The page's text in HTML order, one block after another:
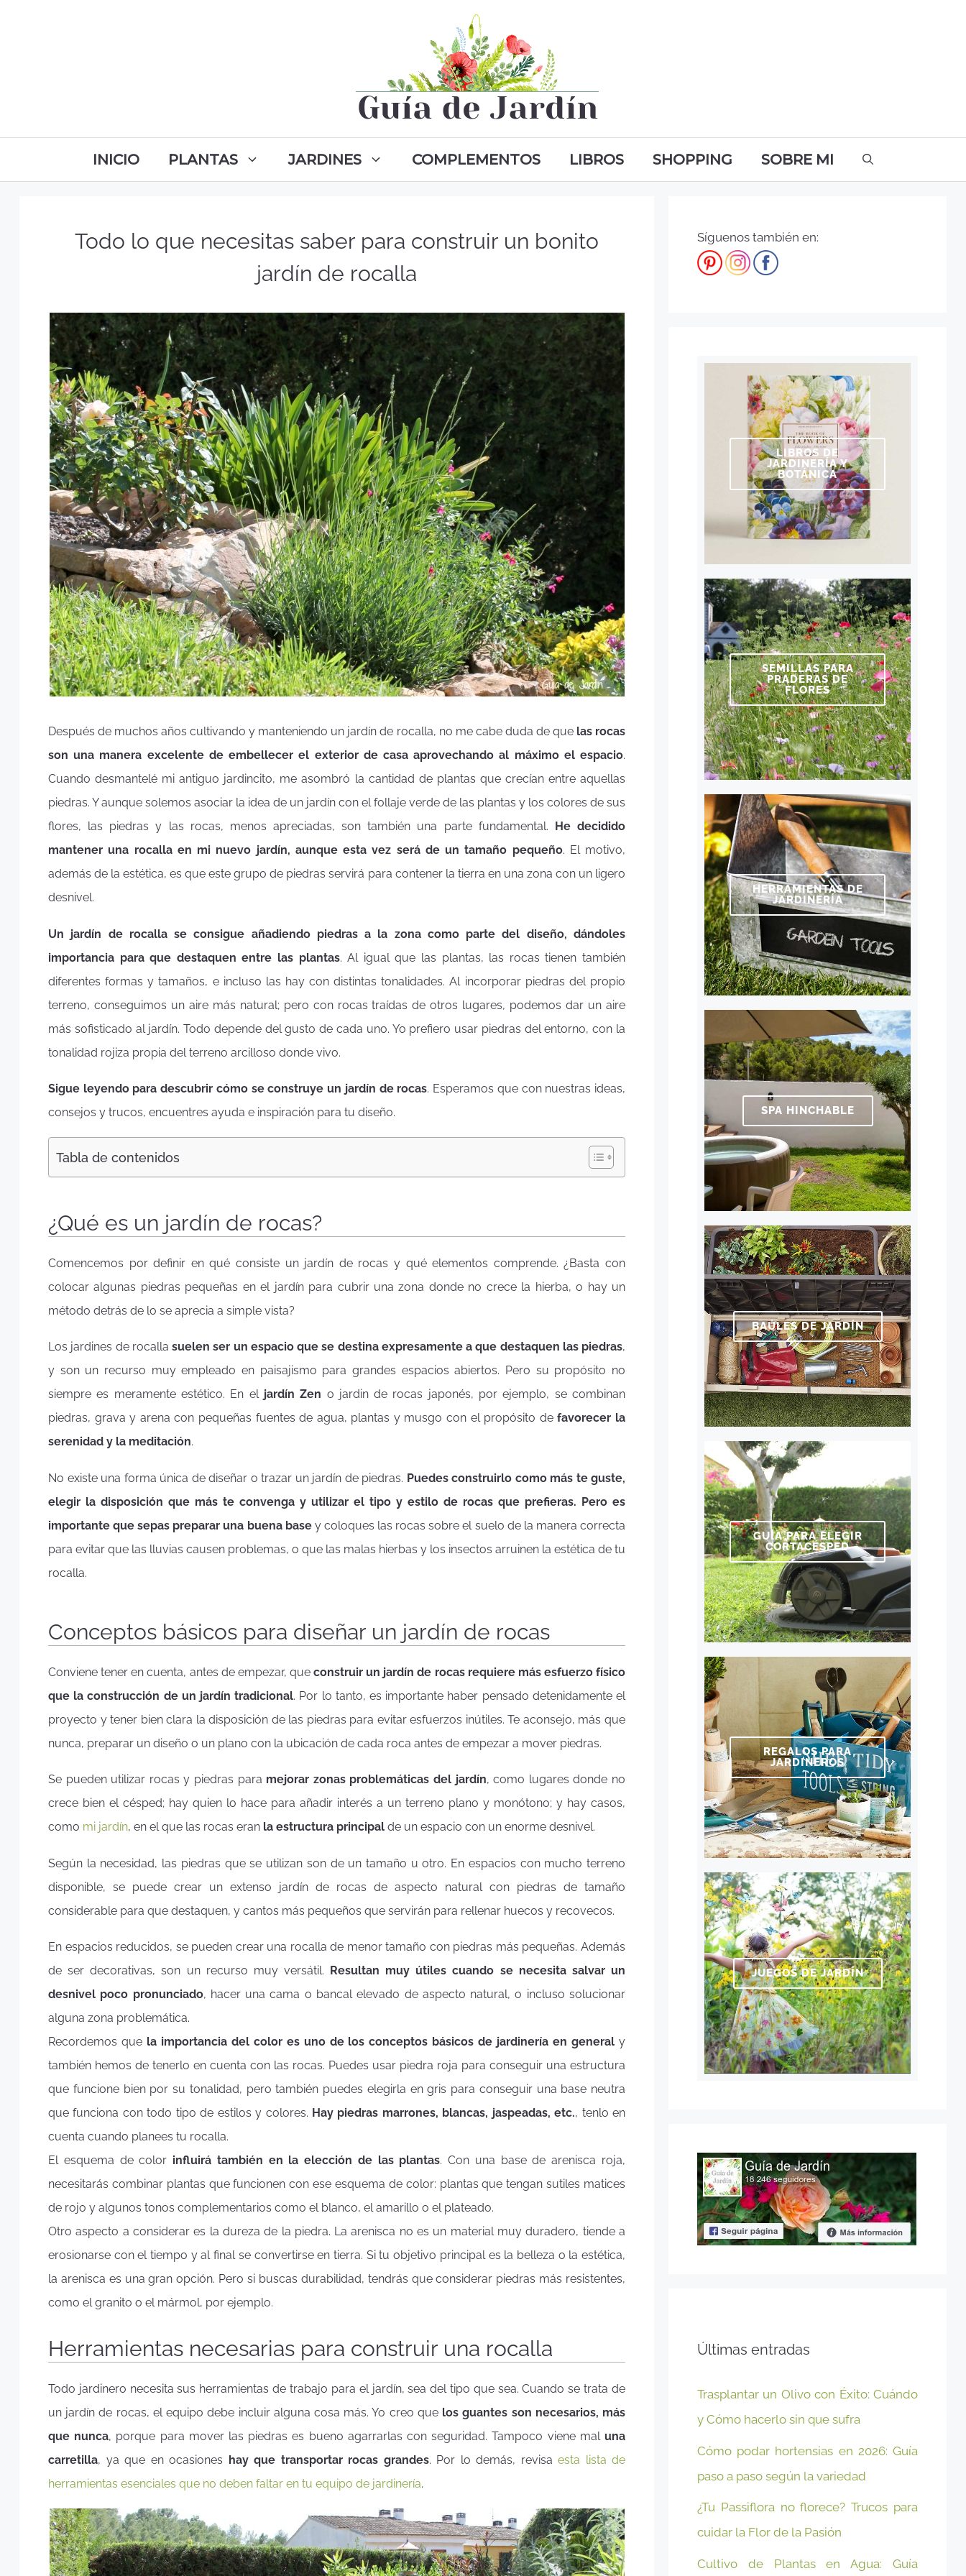
INICIO PLANTAS JARDINES COMPLEMENTOS LIBROS SHOPPING SOBRE MI
Todo lo que necesitas saber para construir un bonito
jardín de rocalla
Después de muchos años cultivando y manteniendo un jardín de rocalla, no me cabe duda de que las rocas
son una manera excelente de embellecer el exterior de casa aprovechando al máximo el espacio.
Cuando desmantelé mi antiguo jardincito, me asombró la cantidad de plantas que crecían entre aquellas
piedras. Y aunque solemos asociar la idea de un jardín con el follaje verde de las plantas y los colores de sus
flores, las piedras y las rocas, menos apreciadas, son también una parte fundamental. He decidido
mantener una rocalla en mi nuevo jardín, aunque esta vez será de un tamaño pequeño. El motivo,
además de la estética, es que este grupo de piedras servirá para contener la tierra en una zona con un ligero
desnivel.
Un jardín de rocalla se consigue añadiendo piedras a la zona como parte del diseño, dándoles
importancia para que destaquen entre las plantas. Al igual que las plantas, las rocas tienen también
diferentes formas y tamaños, e incluso las hay con distintas tonalidades. Al incorporar piedras del propio
terreno, conseguimos un aire más natural; pero con rocas traídas de otros lugares, podemos dar un aire
más sofisticado al jardín. Todo depende del gusto de cada uno. Yo prefiero usar piedras del entorno, con la
tonalidad rojiza propia del terreno arcilloso donde vivo.
Sigue leyendo para descubrir cómo se construye un jardín de rocas. Esperamos que con nuestras ideas,
consejos y trucos, encuentres ayuda e inspiración para tu diseño.
Tabla de contenidos
¿Qué es un jardín de rocas?
Comencemos por definir en qué consiste un jardín de rocas y qué elementos comprende. ¿Basta con
colocar algunas piedras pequeñas en el jardín para cubrir una zona donde no crece la hierba, o hay un
método detrás de lo se aprecia a simple vista?
Los jardines de rocalla suelen ser un espacio que se destina expresamente a que destaquen las piedras,
y son un recurso muy empleado en paisajismo para grandes espacios abiertos. Pero su propósito no
siempre es meramente estético. En el jardín Zen o jardin de rocas japonés, por ejemplo, se combinan
piedras, grava y arena con pequeñas fuentes de agua, plantas y musgo con el propósito defavorecer la
serenidad y la meditación.
No existe una forma única de diseñar o trazar un jardín de piedras. Puedes construirlo como más te guste,
elegir la disposición que más te convenga y utilizar el tipo y estilo de rocas que prefieras. Pero es
importante que sepas preparar una buena base y coloques las rocas sobre el suelo de la manera correcta
para evitar que las lluvias causen problemas, o que las malas hierbas y los insectos arruinen la estética de tu
rocalla.
Conceptos básicos para diseñar un jardín de rocas
Conviene tener en cuenta, antes de empezar, que construir un jardín de rocas requiere más esfuerzo físico
que la construcción de un jardín tradicional. Por lo tanto, es importante haber pensado detenidamente el
proyecto y tener bien clara la disposición de las piedras para evitar esfuerzos inútiles. Te aconsejo, más que
nunca, preparar un diseño o un plano con la ubicación de cada roca antes de empezar a mover piedras.
Se pueden utilizar rocas y piedras para mejorar zonas problemáticas del jardín, como lugares donde no
crece bien el césped; hay quien lo hace para añadir interés a un terreno plano y monótono; y hay casos,
como mi jardín, en el que las rocas eran la estructura principal de un espacio con un enorme desnivel.
Según la necesidad, las piedras que se utilizan son de un tamaño u otro. En espacios con mucho terreno
disponible, se puede crear un extenso jardín de rocas de aspecto natural con piedras de tamaño
considerable para que destaquen, y cantos más pequeños que servirán para rellenar huecos y recovecos.
En espacios reducidos, se pueden crear una rocalla de menor tamaño con piedras más pequeñas. Además
de ser decorativas, son un recurso muy versátil.
Resultan muy útiles cuando se necesita salvar un
desnivel poco pronunciado, hacer una cama o bancal elevado de aspecto natural, o incluso solucionar
alguna zona problemática.
Recordemos que la importancia del color es uno de los conceptos básicos de jardinería en general y
también hemos de tenerlo en cuenta con las rocas. Puedes usar piedra roja para conseguir una estructura
que funcione bien por su tonalidad, pero también puedes elegirla en gris para conseguir una base neutra
que funciona con todo tipo de estilos y colores. Hay piedras marrones, blancas, jaspeadas, etc., tenlo en
cuenta cuando planees tu rocalla.
El esquema de color influirá también en la elección de las plantas. Con una base de arenisca roja,
necesitarás combinar plantas que funcionen con ese esquema de color: plantas que tengan sutiles matices
de rojo y algunos tonos complementarios como el blanco, el amarillo o el plateado.
Otro aspecto a considerar es la dureza de la piedra. La arenisca no es un material muy duradero, tiende a
erosionarse con el tiempo y al final se convertirse en tierra. Si tu objetivo principal es la belleza o la estética,
la arenisca es una gran opción. Pero si buscas durabilidad, tendrás que considerar piedras más resistentes,
como el granito o el mármol, por ejemplo.
Herramientas necesarias para construir una rocalla
Todo jardinero necesita sus herramientas de trabajo para el jardín, sea del tipo que sea. Cuando se trata de
un jardín de rocas, el equipo debe incluir alguna cosa más. Yo creo que los guantes son necesarios, más
que nunca, porque para mover las piedras es bueno agarrarlas con seguridad. Tampoco viene mal una
carretilla, ya que en ocasiones hay que transportar rocas grandes. Por lo demás, revisa esta lista de
herramientas esenciales que no deben faltar en tu equipo de jardinería.
Síguenos también en:
LIBROS DE
JARDINERÍA Y
BOTÁNICA
SEMILLAS PARA
PRADERAS DE
FLORES
HERRAMIENTAS DE
JARDINERÍA
SPA HINCHABLE
BAÚLES DE JARDÍN
GUÍA PARA ELEGIR
CORTACÉSPED
REGALOS PARA
JARDINEROS
JUEGOS DE JARDÍN
Últimas entradas
Trasplantar un Olivo con Éxito: Cuándo
y Cómo hacerlo sin que sufra
Cómo podar hortensias en 2026: Guía
paso a paso según la variedad
¿Tu Passiflora no florece? Trucos para
cuidar la Flor de la Pasión
Cultivo de Plantas en Agua: Guía